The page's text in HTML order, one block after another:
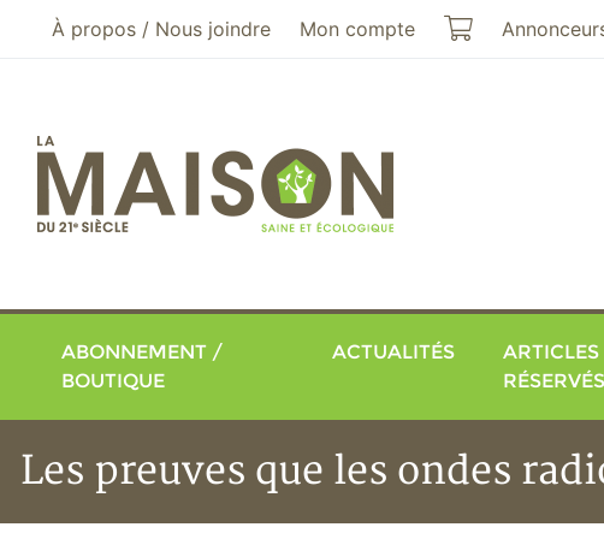
Aller au menu principal
Aller au contenu principal
À propos / Nous joindre Mon compte Mon panier
ABONNEMENT /
BOUTIQUE
ACTUALITÉS
ARTICLES
RÉSERVÉS
Les preuves que les ondes